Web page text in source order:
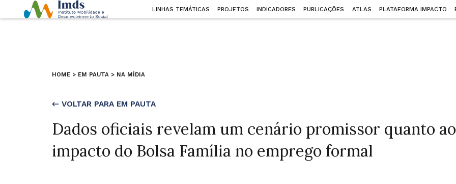
LINHAS TEMÁTICAS PROJETOS INDICADORES PUBLICAÇÕES ATLAS PLATAFORMA IMPACTO
HOME > EM PAUTA > NA MÍDIA
← VOLTAR PARA EM PAUTA
Dados oficiais revelam um cenário promissor quanto ao
impacto do Bolsa Família no emprego formal